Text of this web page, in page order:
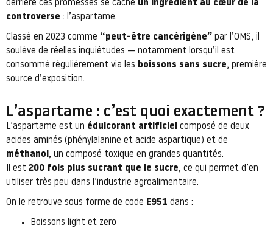
derrière ces promesses se cache un ingrédient au cœur de la
controverse : l’aspartame.
Classé en 2023 comme “peut-être cancérigène” par l’OMS, il
soulève de réelles inquiétudes — notamment lorsqu’il est
consommé régulièrement via les boissons sans sucre, première
source d’exposition.
L’aspartame : c’est quoi exactement ?
L’aspartame est un édulcorant artificiel composé de deux
acides aminés (phénylalanine et acide aspartique) et de
méthanol, un composé toxique en grandes quantités.
Il est 200 fois plus sucrant que le sucre, ce qui permet d’en
utiliser très peu dans l’industrie agroalimentaire.
On le retrouve sous forme de code E951 dans :
Boissons light et zero